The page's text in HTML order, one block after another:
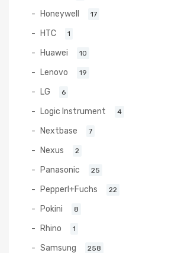
Honeywell 17
HTC 1
Huawei 10
Lenovo 19
LG 6
Logic Instrument 4
Nextbase 7
Nexus 2
Panasonic 25
Pepperl+Fuchs 22
Pokini 8
Rhino 1
Samsung 258